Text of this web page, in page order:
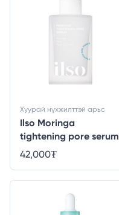
Ilso Moringa
tightening pore serum
Хуурай нүхжилттэй арьс
42,000₮